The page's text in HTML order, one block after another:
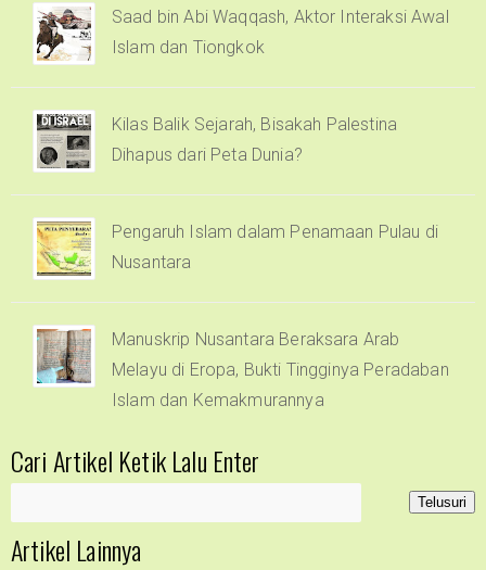
Saad bin Abi Waqqash, Aktor Interaksi Awal
Islam dan Tiongkok
Kilas Balik Sejarah, Bisakah Palestina
Dihapus dari Peta Dunia?
Pengaruh Islam dalam Penamaan Pulau di
Nusantara
Manuskrip Nusantara Beraksara Arab
Melayu di Eropa, Bukti Tingginya Peradaban
Islam dan Kemakmurannya
Cari Artikel Ketik Lalu Enter
Artikel Lainnya